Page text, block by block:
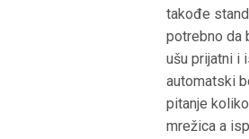
takođe
potrebno da
ušu prijatni i
automatski
pitanje
mrežica a